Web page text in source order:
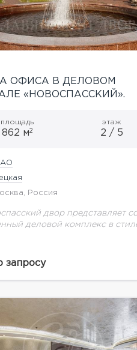
ОФИСА В ДЕЛОВОМ
«НОВОСПАССКИЙ».
площадь
862 м2
этаж
2 / 5
Россия
двор представляет
деловой комплекс в
площадью 862 кв.м. Корпус,
расположен офис,...
запросу